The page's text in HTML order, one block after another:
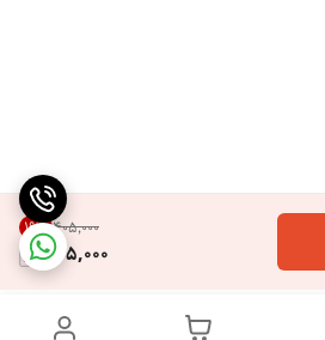
۴۰۵٬۰۰۰ 19%
325,000